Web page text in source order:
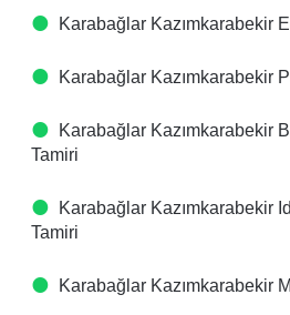
Karabağlar Kazımkarabekir
Karabağlar Kazımkarabekir
Karabağlar Kazımkarabekir
Tamiri
Karabağlar Kazımkarabekir
Tamiri
Karabağlar Kazımkarabekir